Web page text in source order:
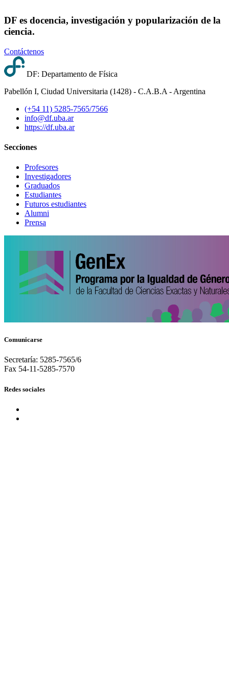
DF es docencia, investigación y popularización de la
ciencia.
Contáctenos
DF: Departamento de Física
Pabellón I, Ciudad Universitaria (1428) - C.A.B.A - Argentina
(+54 11) 5285-7565/7566
info@df.uba.ar
https://df.uba.ar
Secciones
Profesores
Investigadores
Graduados
Estudiantes
Futuros estudiantes
Alumni
Prensa
Comunicarse
Secretaría: 5285-7565/6
Fax 54-11-5285-7570
Redes sociales